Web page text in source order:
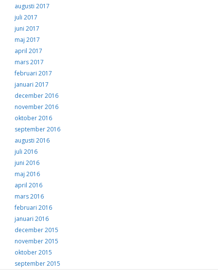
augusti 2017
juli 2017
juni 2017
maj 2017
april 2017
mars 2017
februari 2017
januari 2017
december 2016
november 2016
oktober 2016
september 2016
augusti 2016
juli 2016
juni 2016
maj 2016
april 2016
mars 2016
februari 2016
januari 2016
december 2015
november 2015
oktober 2015
september 2015